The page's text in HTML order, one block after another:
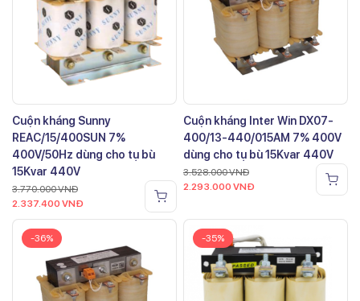
Cuộn kháng Sunny
REAC/15/400SUN 7%
400V/50Hz dùng cho tụ bù
15Kvar 440V
3.770.000VNĐ
2.337.400 VNĐ
Cuộn kháng Inter Win DX07-
400/13-440/015AM 7% 400V
dùng cho tụ bù 15Kvar 440V
3.528.000VNĐ
2.293.000 VNĐ
-36% -35%